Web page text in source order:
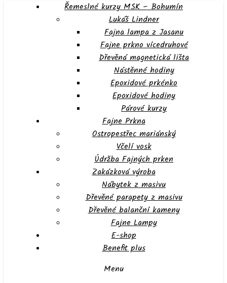
Řemeslné kurzy MSK – Bohumín
Lukáš Lindner
Fajna lampa z Jasanu
Fajne prkno vícedruhové
Dřevěná magnetická lišta
Nástěnné hodiny
Epoxidové prkénko
Epoxidové hodiny
Párové kurzy
Fajne Prkna
Ostropestřec mariánský
Včelí vosk
Údržba Fajných prken
Zakázková výroba
Nábytek z masivu
Dřevěné parapety z masivu
Dřevěné balanční kameny
Fajne Lampy
E-shop
Benefit plus
Menu